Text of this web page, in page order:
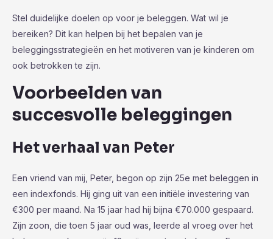
Stel duidelijke doelen op voor je beleggen. Wat wil je
bereiken? Dit kan helpen bij het bepalen van je
beleggingsstrategieën en het motiveren van je kinderen om
ook betrokken te zijn.
Voorbeelden van
succesvolle beleggingen
Het verhaal van Peter
Een vriend van mij, Peter, begon op zijn 25e met beleggen in
een indexfonds. Hij ging uit van een initiële investering van
€300 per maand. Na 15 jaar had hij bijna €70.000 gespaard.
Zijn zoon, die toen 5 jaar oud was, leerde al vroeg over het